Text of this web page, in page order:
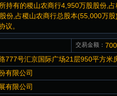
持有的稷山农商行4,950万股股份,
份,占稷山农商行总股本(55,000万
议。
交易金额：
777号汇京国际广场21层950平方米
有限公司
有限公司